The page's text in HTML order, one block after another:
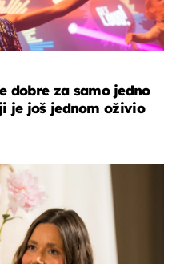
dobre za samo jedno
je još jednom oživio